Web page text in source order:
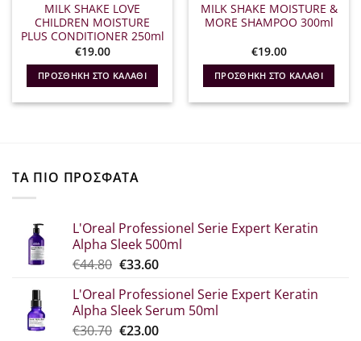
MILK SHAKE LOVE
CHILDREN MOISTURE
PLUS CONDITIONER 250ml
€19.00
ΠΡΟΣΘΉΚΗ ΣΤΟ ΚΑΛΆΘΙ
MILK SHAKE MOISTURE &
MORE SHAMPOO 300ml
€19.00
ΠΡΟΣΘΉΚΗ ΣΤΟ ΚΑΛΆΘΙ
ΤΑ ΠΙΟ ΠΡΟΣΦΑΤΑ
L'Oreal Professionel Serie Expert Keratin
Alpha Sleek 500ml
€44.80 Original
was:
€44.80.
€33.60Η
τιμή
είναι:
€33.60.
L'Oreal Professionel Serie Expert Keratin
Alpha Sleek Serum 50ml
€30.70 Original
€23.00Η